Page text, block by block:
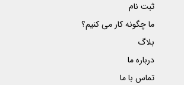
ثبت نام
ما چگونه کار می کنیم؟
بلاگ
درباره ما
تماس با ما